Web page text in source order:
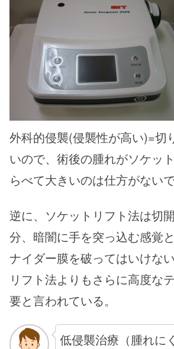
外科的侵襲(侵襲性が高い)=切
いので、術後の腫れがソケッ
らべて大きいのは仕方がないで
逆に、ソケットリフト法は切
分、暗闇に手を突っ込む感覚
ナイダー膜を破ってはいけな
リフト法よりもさらに高度な
要と言われている。
低侵襲治療（腫れに